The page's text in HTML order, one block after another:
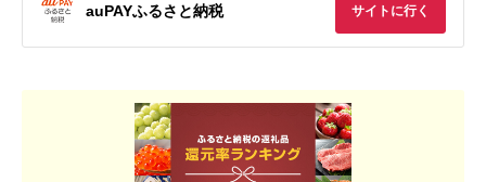
auPAYふるさと納税 サイトに行く